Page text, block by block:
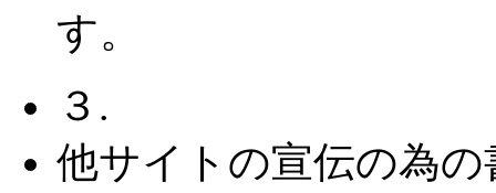
す。
３.
他サイトの宣伝の為の